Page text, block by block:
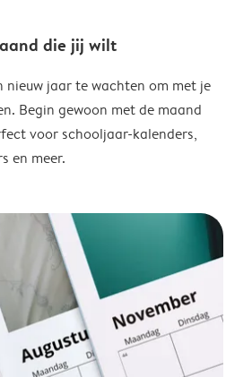
die jij wilt
nieuw jaar te wachten om met je
Begin gewoon met de maand
voor schooljaar-kalenders,
en meer.